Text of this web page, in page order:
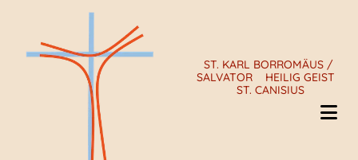
ST. KARL BORROMÄUS /
SALVATOR
HEILIG GEIST
ST. CANISIUS